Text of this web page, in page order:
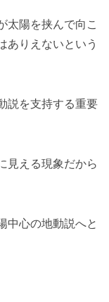
太陽を挟んで向こ
ありえないという
説を支持する重要
見える現象だから
中心の地動説へと